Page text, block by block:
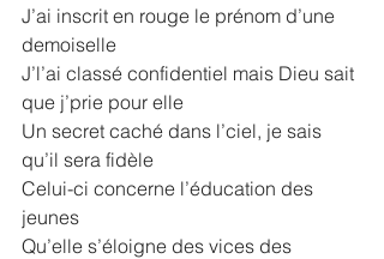
J’ai inscrit en rouge le prénom d’une
demoiselle
J’l’ai classé confidentiel mais Dieu sait
que j’prie pour elle
Un secret caché dans l’ciel, je sais
qu’il sera fidèle
Celui-ci concerne l’éducation des
jeunes
Qu’elle s’éloigne des vices des